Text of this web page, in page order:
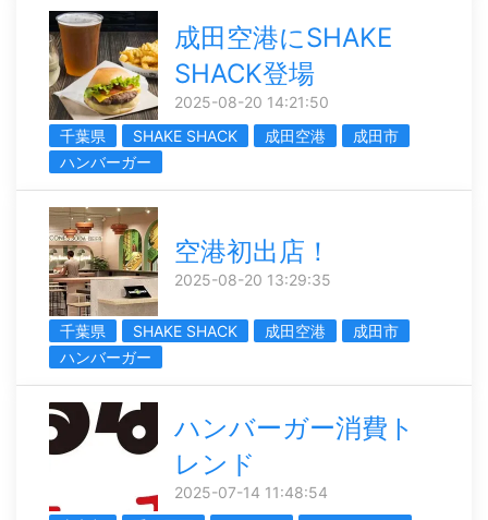
成田空港にSHAKE
SHACK登場
2025-08-20 14:21:50
千葉県
SHAKE SHACK 成田空港
成田市
ハンバーガー
空港初出店！
2025-08-20 13:29:35
千葉県 SHAKE SHACK 成田空港
成田市
ハンバーガー
ハンバーガー消費ト
レンド
2025-07-14 11:48:54